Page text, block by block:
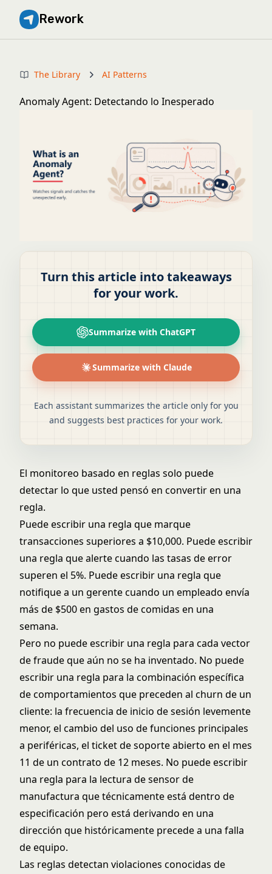
Rework
The Library AI Patterns
Anomaly Agent: Detectando lo Inesperado
Turn this article into takeaways
for your work.
Summarize with ChatGPT
Summarize with Claude
Each assistant summarizes the article only for you
and suggests best practices for your work.
El monitoreo basado en reglas solo puede
detectar lo que usted pensó en convertir en una
regla.
Puede escribir una regla que marque
transacciones superiores a $10,000. Puede escribir
una regla que alerte cuando las tasas de error
superen el 5%. Puede escribir una regla que
notifique a un gerente cuando un empleado envía
más de $500 en gastos de comidas en una
semana.
Pero no puede escribir una regla para cada vector
de fraude que aún no se ha inventado. No puede
escribir una regla para la combinación específica
de comportamientos que preceden al churn de un
cliente: la frecuencia de inicio de sesión levemente
menor, el cambio del uso de funciones principales
a periféricas, el ticket de soporte abierto en el mes
11 de un contrato de 12 meses. No puede escribir
una regla para la lectura de sensor de
manufactura que técnicamente está dentro de
especificación pero está derivando en una
dirección que históricamente precede a una falla
de equipo.
Las reglas detectan violaciones conocidas de